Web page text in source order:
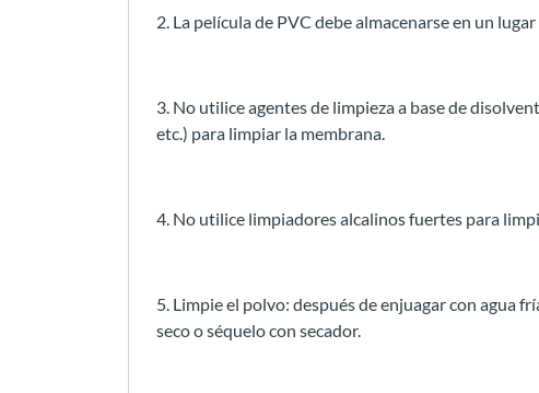
2. La película de PVC debe almacenarse en un
3. No utilice agentes de limpieza a base de
etc.) para limpiar la membrana.
4. No utilice limpiadores alcalinos fuertes para
5. Limpie el polvo: después de enjuagar con agua
seco o séquelo con secador.